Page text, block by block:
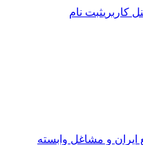
کاربریثبت نام